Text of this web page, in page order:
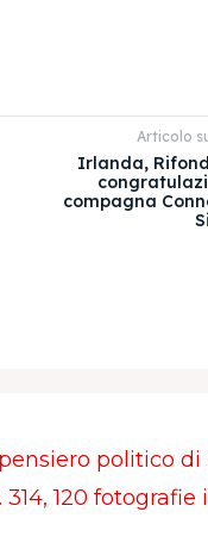
Articolo
Irlanda,
compagna
politico
120 fotografie